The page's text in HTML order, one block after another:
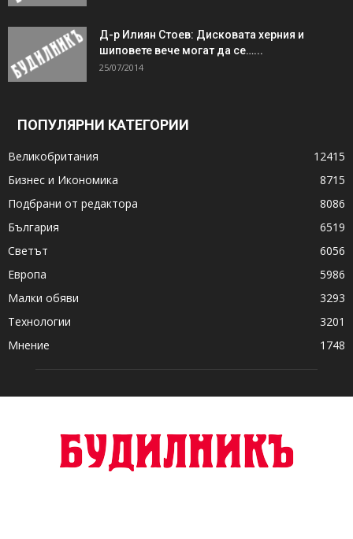
Д-р Илиян Стоев: Дисковата херния и
шиповете вече могат да се…...
25/07/2014
ПОПУЛЯРНИ КАТЕГОРИИ
Великобритания
12415
Бизнес и Икономика
8715
Подбрани от редактора
8086
България
6519
Светът
6056
Европа
5986
Малки обяви
3293
Технологии
3201
Мнение
1748